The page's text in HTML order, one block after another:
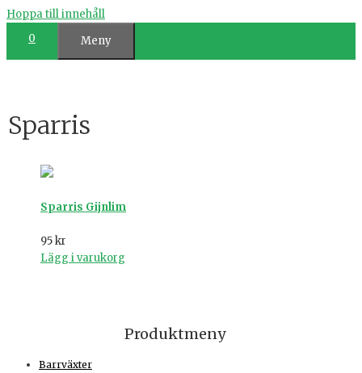
Hoppa till innehåll
0
Meny
Sparris
Sparris Gijnlim
95kr
Lägg i varukorg
Produktmeny
Barrväxter